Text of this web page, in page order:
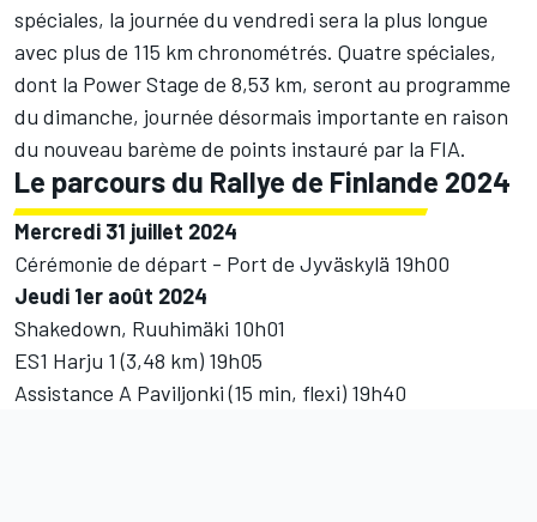
spéciales, la journée du vendredi sera la plus longue
avec plus de 115 km chronométrés. Quatre spéciales,
dont la Power Stage de 8,53 km, seront au programme
du dimanche, journée désormais importante en raison
du nouveau barème de points instauré par la FIA.
Le parcours du Rallye de Finlande 2024
Mercredi 31 juillet 2024
Cérémonie de départ - Port de Jyväskylä 19h00
Jeudi 1er août 2024
Shakedown, Ruuhimäki 10h01
ES1 Harju 1 (3,48 km) 19h05
Assistance A Paviljonki (15 min, flexi) 19h40